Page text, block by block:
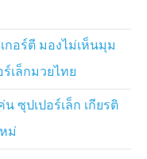
งใจให้ผมด้วยนะครับ
ร์ชันพร้อมเต็มร้อย
ยการ “The ONE
น. ผ่านทางเฟซบุ๊ก
ามารถรับชมย้อนหลัง
ดตามข่าวสารอัปเดต
กอร์ตี มองไม่เห็นมุม
เล็กมวยไทย
น ซุปเปอร์เล็ก เกียรติ
ม่